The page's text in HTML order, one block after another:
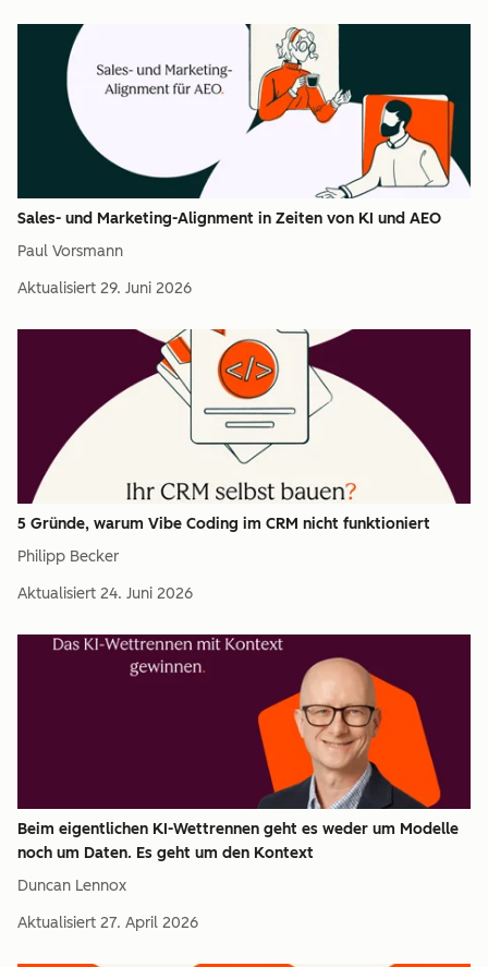
Sales- und Marketing-Alignment in Zeiten von KI und AEO
Paul Vorsmann
Aktualisiert 29. Juni 2026
5 Gründe, warum Vibe Coding im CRM nicht funktioniert
Philipp Becker
Aktualisiert 24. Juni 2026
Beim eigentlichen KI-Wettrennen geht es weder um Modelle
noch um Daten. Es geht um den Kontext
Duncan Lennox
Aktualisiert 27. April 2026